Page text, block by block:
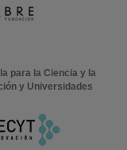
para la Ciencia y la
y Universidades